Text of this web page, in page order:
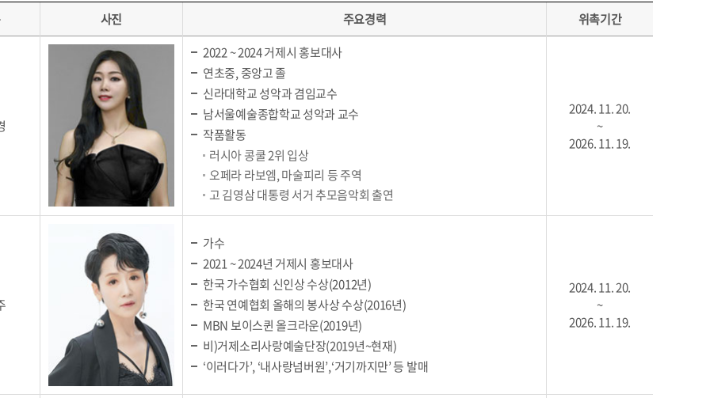
사진 주요경력 위촉기간
2022 ~ 2024 거제시 홍보대사
연초중, 중앙고 졸
신라대학교 성악과 겸임교수
남서울예술종합학교 성악과 교수
작품활동
러시아 콩쿨 2위 입상
오페라 라보엠, 마술피리 등 주역
고 김영삼 대통령 서거 추모음악회 출연
2024. 11. 20.
~
2026. 11. 19.
가수
2021 ~ 2024년 거제시 홍보대사
한국 가수협회 신인상 수상(2012년)
한국 연예협회 올해의 봉사상 수상(2016년)
MBN 보이스퀸 올크라운(2019년)
비)거제소리사랑예술단장(2019년~현재)
‘이러다가’, ‘내사랑넘버원’,‘거기까지만’ 등 발매
2024. 11. 20.
~
2026. 11. 19.